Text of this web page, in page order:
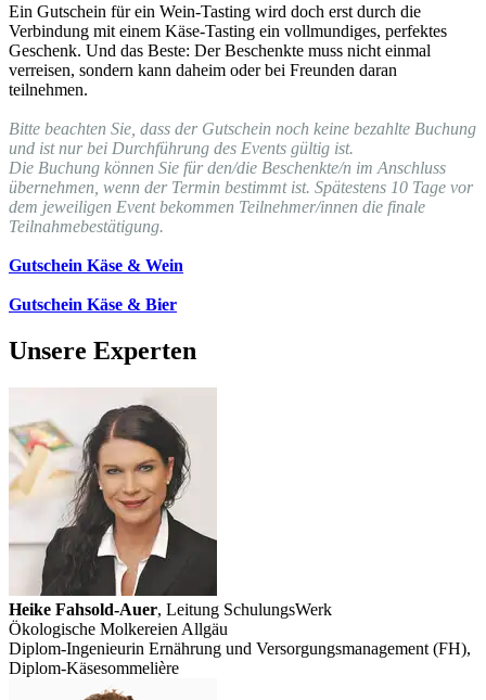
Ein Gutschein für ein Wein-Tasting wird doch erst durch die
Verbindung mit einem Käse-Tasting ein vollmundiges, perfektes
Geschenk. Und das Beste: Der Beschenkte muss nicht einmal
verreisen, sondern kann daheim oder bei Freunden daran
teilnehmen.
Bitte beachten Sie, dass der Gutschein noch keine bezahlte Buchung
und ist nur bei Durchführung des Events gültig ist.
Die Buchung können Sie für den/die Beschenkte/n im Anschluss
übernehmen, wenn der Termin bestimmt ist. Spätestens 10 Tage vor
dem jeweiligen Event bekommen Teilnehmer/innen die finale
Teilnahmebestätigung.
Gutschein Käse & Wein
Gutschein Käse & Bier
Unsere Experten
Heike Fahsold-Auer, Leitung SchulungsWerk
Ökologische Molkereien Allgäu
Diplom-Ingenieurin Ernährung und Versorgungsmanagement (FH),
Diplom-Käsesommelière